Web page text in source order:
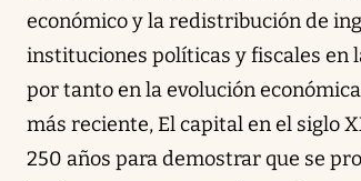
económico y la redistribución de
instituciones políticas y fiscales en
por tanto en la evolución
más reciente, El capital en el siglo
250 años para demostrar que se